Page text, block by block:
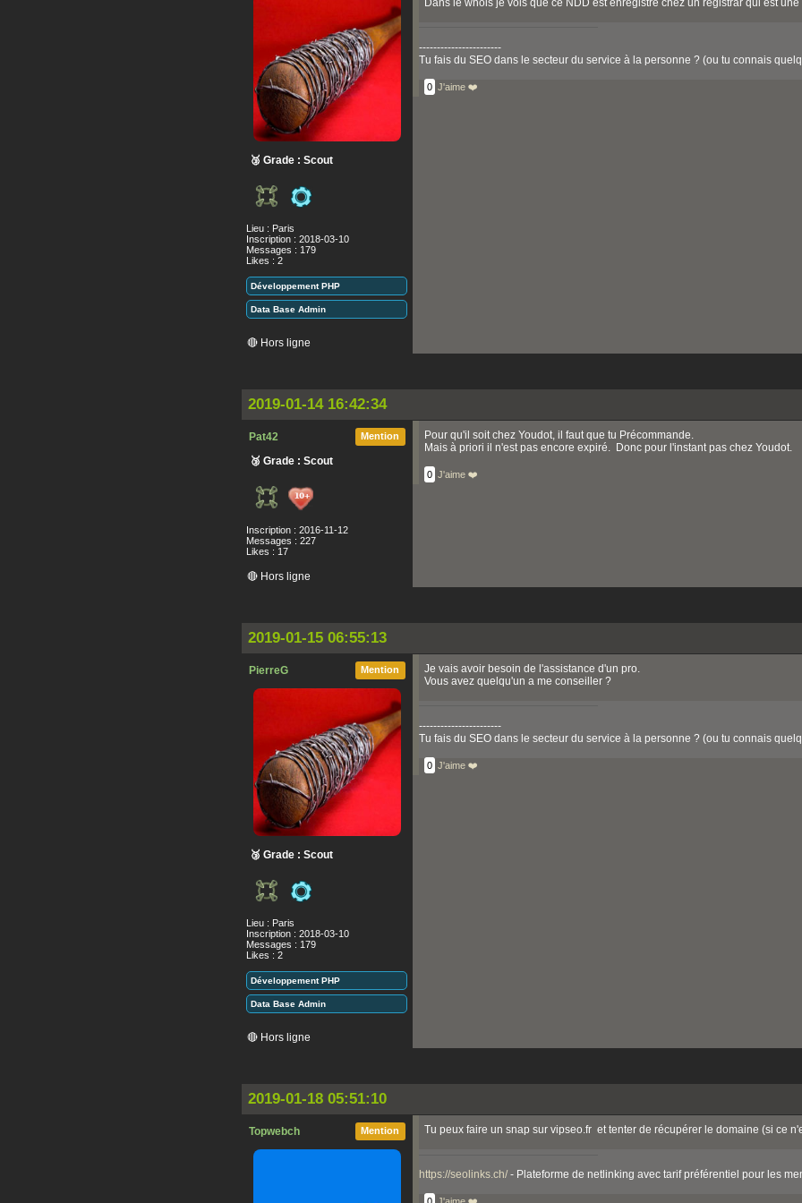
🥉 Grade : Scout
Lieu : Paris
Inscription : 2018-03-10
Messages : 179
Likes : 2
Développement PHP
Data Base Admin
-----------------------
Tu fais du SEO dans le secteur du service à la personne ? (ou tu connais
0 J'aime ❤️
🔴 Hors ligne
2019-01-14 16:42:34
Mention
Pat42
🥉 Grade : Scout
Inscription : 2016-11-12
Messages : 227
Likes : 17
Pour qu'il soit chez Youdot, il faut que tu Précommande.
Mais à priori il n'est pas encore expiré. Donc pour l'instant pas chez Youdot.
0 J'aime ❤️
🔴 Hors ligne
2019-01-15 06:55:13
Mention
PierreG
🥉 Grade : Scout
Lieu : Paris
Inscription : 2018-03-10
Messages : 179
Likes : 2
Développement PHP
Data Base Admin
Je vais avoir besoin de l'assistance d'un pro.
Vous avez quelqu'un a me conseiller ?
-----------------------
Tu fais du SEO dans le secteur du service à la personne ? (ou tu connais
0 J'aime ❤️
🔴 Hors ligne
2019-01-18 05:51:10
Mention
Topwebch Tu peux faire un snap sur vipseo.fr et tenter de récupérer le domaine (si ce
https://seolinks.ch/ - Plateforme de netlinking avec tarif préférentiel pour les